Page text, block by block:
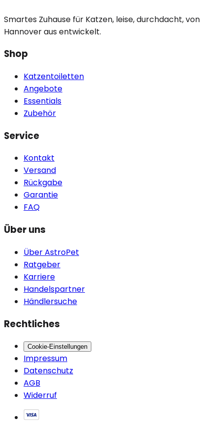
Smartes Zuhause für Katzen, leise, durchdacht, von
Hannover aus entwickelt.
Shop
Katzentoiletten
Angebote
Essentials
Zubehör
Service
Kontakt
Versand
Rückgabe
Garantie
FAQ
Über uns
Über AstroPet
Ratgeber
Karriere
Handelspartner
Händlersuche
Rechtliches
Cookie-Einstellungen
Impressum
Datenschutz
AGB
Widerruf